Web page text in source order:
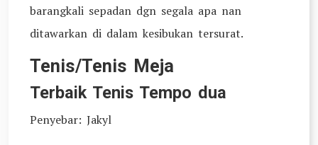
barangkali sepadan dgn segala apa nan
ditawarkan di dalam kesibukan tersurat.
Tenis/Tenis Meja
Terbaik Tenis Tempo dua
Penyebar: Jakyl